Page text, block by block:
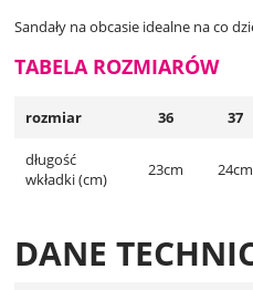
Sandały na obcasie idealne na co
TABELA ROZMIARÓW
rozmiar 36 37
długość
wkładki (cm)
23cm 24cm
DANE